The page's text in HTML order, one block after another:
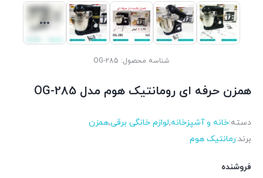
شناسه محصول: OG-285
همزن حرفه ای رومانتیک هوم مدل OG-285
دسته:خانه و آشپزخانه,لوازم خانگی برقی,همزن
برند:رمانتیک هوم
فروشنده